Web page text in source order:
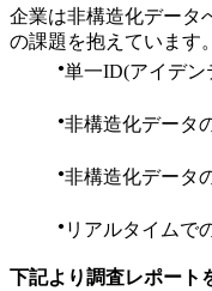
企業は非構造化データ
の課題を抱えています。
単一ID(アイデン
非構造化データ
非構造化データ
リアルタイムで
下記より調査レポート